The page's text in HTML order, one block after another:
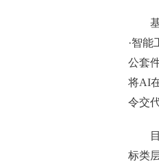
·智能
公套
将AI
令交
标类